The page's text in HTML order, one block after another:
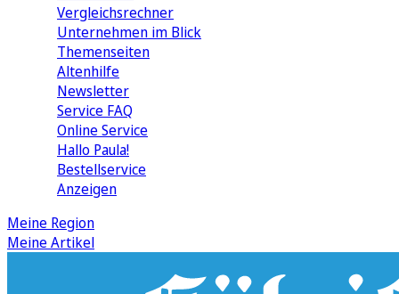
Vergleichsrechner
Unternehmen im Blick
Themenseiten
Altenhilfe
Newsletter
Service FAQ
Online Service
Hallo Paula!
Bestellservice
Anzeigen
Meine Region
Meine Artikel